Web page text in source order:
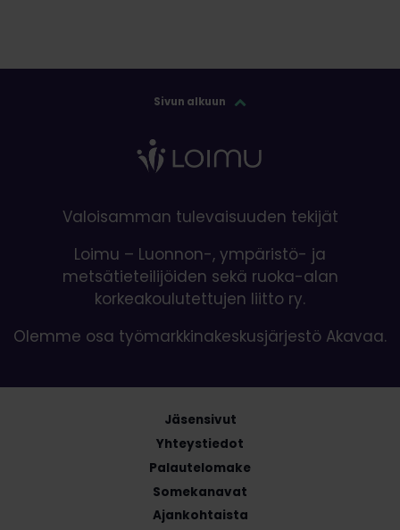
Sivun alkuun
Valoisamman tulevaisuuden tekijät
Loimu – Luonnon-, ympäristö- ja
metsätieteilijöiden sekä ruoka-alan
korkeakoulutettujen liitto ry.
Olemme osa työmarkkinakeskusjärjestö Akavaa.
Jäsensivut
Yhteystiedot
Palautelomake
Somekanavat
Ajankohtaista